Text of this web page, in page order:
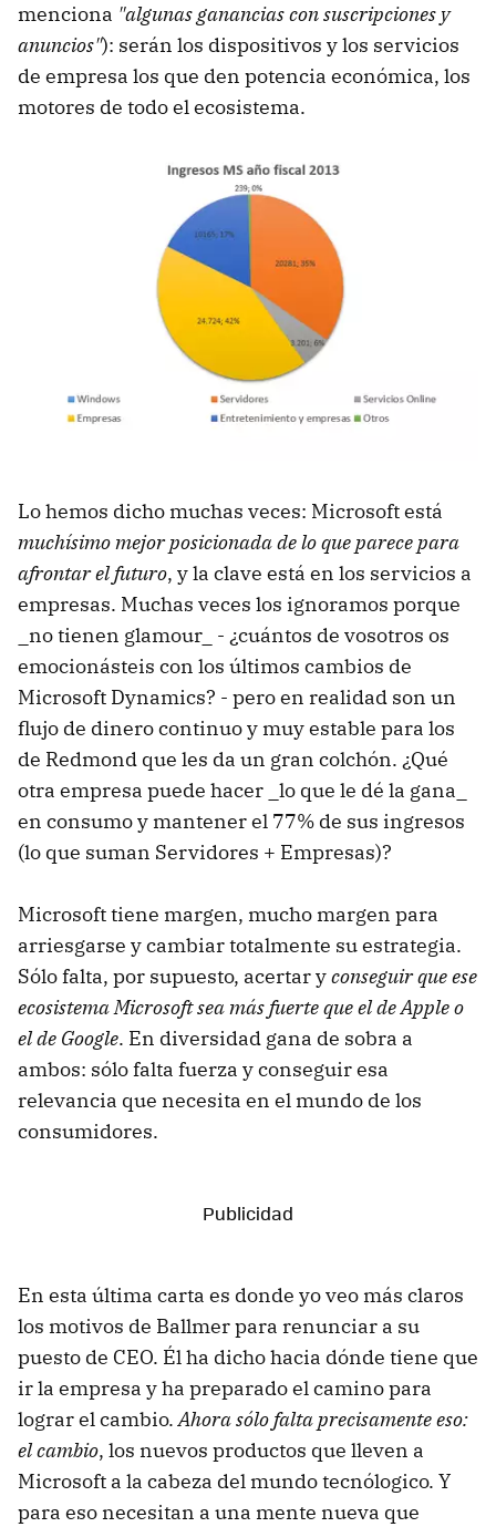
menciona "algunas ganancias con suscripciones y
anuncios"): serán los dispositivos y los servicios
de empresa los que den potencia económica, los
motores de todo el ecosistema.
Lo hemos dicho muchas veces: Microsoft está
muchísimo mejor posicionada de lo que parece para
afrontar el futuro, y la clave está en los servicios a
empresas. Muchas veces los ignoramos porque
_no tienen glamour_ - ¿cuántos de vosotros os
emocionásteis con los últimos cambios de
Microsoft Dynamics? - pero en realidad son un
flujo de dinero continuo y muy estable para los
de Redmond que les da un gran colchón. ¿Qué
otra empresa puede hacer _lo que le dé la gana_
en consumo y mantener el 77% de sus ingresos
(lo que suman Servidores + Empresas)?
Microsoft tiene margen, mucho margen para
arriesgarse y cambiar totalmente su estrategia.
Sólo falta, por supuesto, acertar yconseguir que ese
ecosistema Microsoft sea más fuerte que el de Apple o
el de Google. En diversidad gana de sobra a
ambos: sólo falta fuerza y conseguir esa
relevancia que necesita en el mundo de los
consumidores.
En esta última carta es donde yo veo más claros
los motivos de Ballmer para renunciar a su
puesto de CEO. Él ha dicho hacia dónde tiene que
ir la empresa y ha preparado el camino para
lograr el cambio.Ahora sólo falta precisamente eso:
el cambio, los nuevos productos que lleven a
Microsoft a la cabeza del mundo tecnólogico. Y
para eso necesitan a una mente nueva que